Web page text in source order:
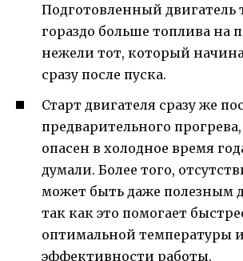
Подготовленный двигатель
гораздо больше топлива на
нежели тот, который
сразу после пуска.
Старт двигателя сразу же
предварительного
опасен в холодное время
думали. Более того,
может быть даже полезным
так как это помогает
оптимальной температуры и
эффективности работы.